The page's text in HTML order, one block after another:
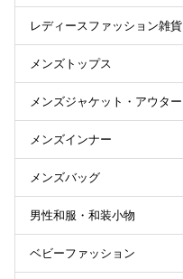
レディースファッション雑貨
メンズトップス
メンズジャケット・アウター
メンズインナー
メンズバッグ
男性和服・和装小物
ベビーファッション